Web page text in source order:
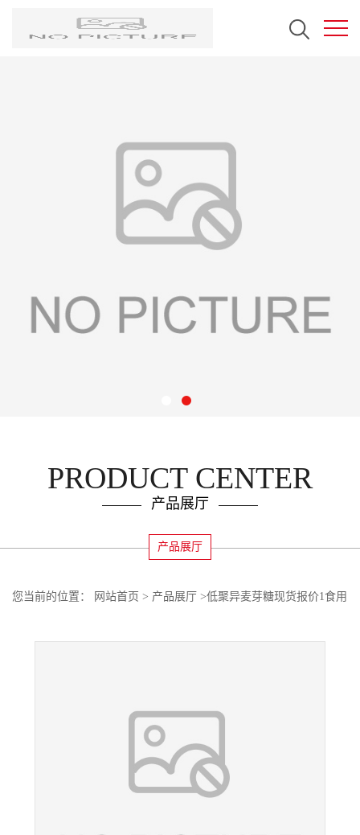
PRODUCT CENTER
产品展厅
产品展厅
您当前的位置： 网站首页 > 产品展厅 >低聚异麦芽糖现货报价1食用